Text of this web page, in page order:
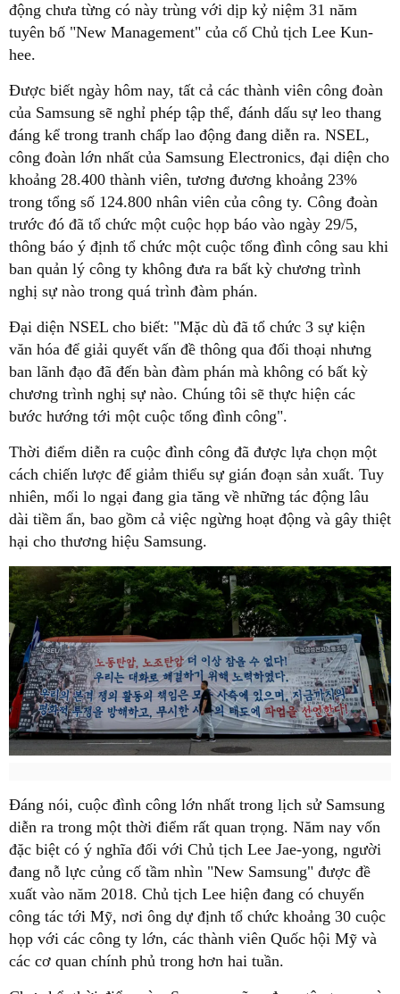
động chưa từng có này trùng với dịp kỷ niệm 31 năm
tuyên bố "New Management" của cố Chủ tịch Lee Kun-
hee.
Được biết ngày hôm nay, tất cả các thành viên công đoàn
của Samsung sẽ nghỉ phép tập thể, đánh dấu sự leo thang
đáng kể trong tranh chấp lao động đang diễn ra. NSEL,
công đoàn lớn nhất của Samsung Electronics, đại diện cho
khoảng 28.400 thành viên, tương đương khoảng 23%
trong tổng số 124.800 nhân viên của công ty. Công đoàn
trước đó đã tổ chức một cuộc họp báo vào ngày 29/5,
thông báo ý định tổ chức một cuộc tổng đình công sau khi
ban quản lý công ty không đưa ra bất kỳ chương trình
nghị sự nào trong quá trình đàm phán.
Đại diện NSEL cho biết: "Mặc dù đã tổ chức 3 sự kiện
văn hóa để giải quyết vấn đề thông qua đối thoại nhưng
ban lãnh đạo đã đến bàn đàm phán mà không có bất kỳ
chương trình nghị sự nào. Chúng tôi sẽ thực hiện các
bước hướng tới một cuộc tổng đình công".
Thời điểm diễn ra cuộc đình công đã được lựa chọn một
cách chiến lược để giảm thiểu sự gián đoạn sản xuất. Tuy
nhiên, mối lo ngại đang gia tăng về những tác động lâu
dài tiềm ẩn, bao gồm cả việc ngừng hoạt động và gây thiệt
hại cho thương hiệu Samsung.
Đáng nói, cuộc đình công lớn nhất trong lịch sử Samsung
diễn ra trong một thời điểm rất quan trọng. Năm nay vốn
đặc biệt có ý nghĩa đối với Chủ tịch Lee Jae-yong, người
đang nỗ lực củng cố tầm nhìn "New Samsung" được đề
xuất vào năm 2018. Chủ tịch Lee hiện đang có chuyến
công tác tới Mỹ, nơi ông dự định tổ chức khoảng 30 cuộc
họp với các công ty lớn, các thành viên Quốc hội Mỹ và
các cơ quan chính phủ trong hơn hai tuần.